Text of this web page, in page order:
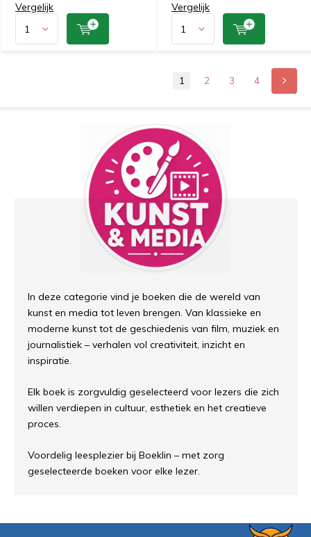
Vergelijk Vergelijk
1 2 3 4
In deze categorie vind je boeken die de wereld van
kunst en media tot leven brengen. Van klassieke en
moderne kunst tot de geschiedenis van film, muziek en
journalistiek – verhalen vol creativiteit, inzicht en
inspiratie.
Elk boek is zorgvuldig geselecteerd voor lezers die zich
willen verdiepen in cultuur, esthetiek en het creatieve
proces.
Voordelig leesplezier bij Boeklin – met zorg
geselecteerde boeken voor elke lezer.